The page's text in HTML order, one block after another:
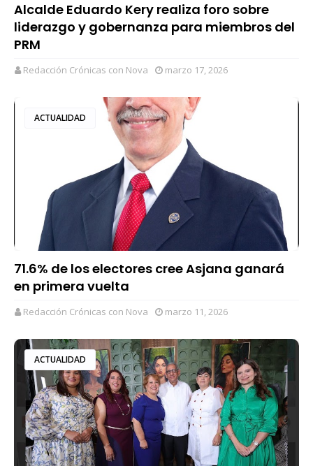
Alcalde Eduardo Kery realiza foro sobre
liderazgo y gobernanza para miembros del
PRM
Redacción Crónicas con Nova marzo 17, 2026
ACTUALIDAD
71.6% de los electores cree Asjana ganará
en primera vuelta
Redacción Crónicas con Nova marzo 11, 2026
ACTUALIDAD